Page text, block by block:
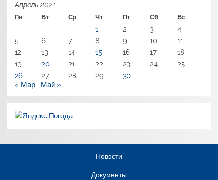
Апрель 2021
Пн Вт Ср Чт Пт Сб Вс
1 2 3
4
5
6 7 8 9 10
11
12
13 14 15 16 17
18
19
20 21 22 23 24
25
26
27 28 29
30
« Мар
Май »
Новости
Документы